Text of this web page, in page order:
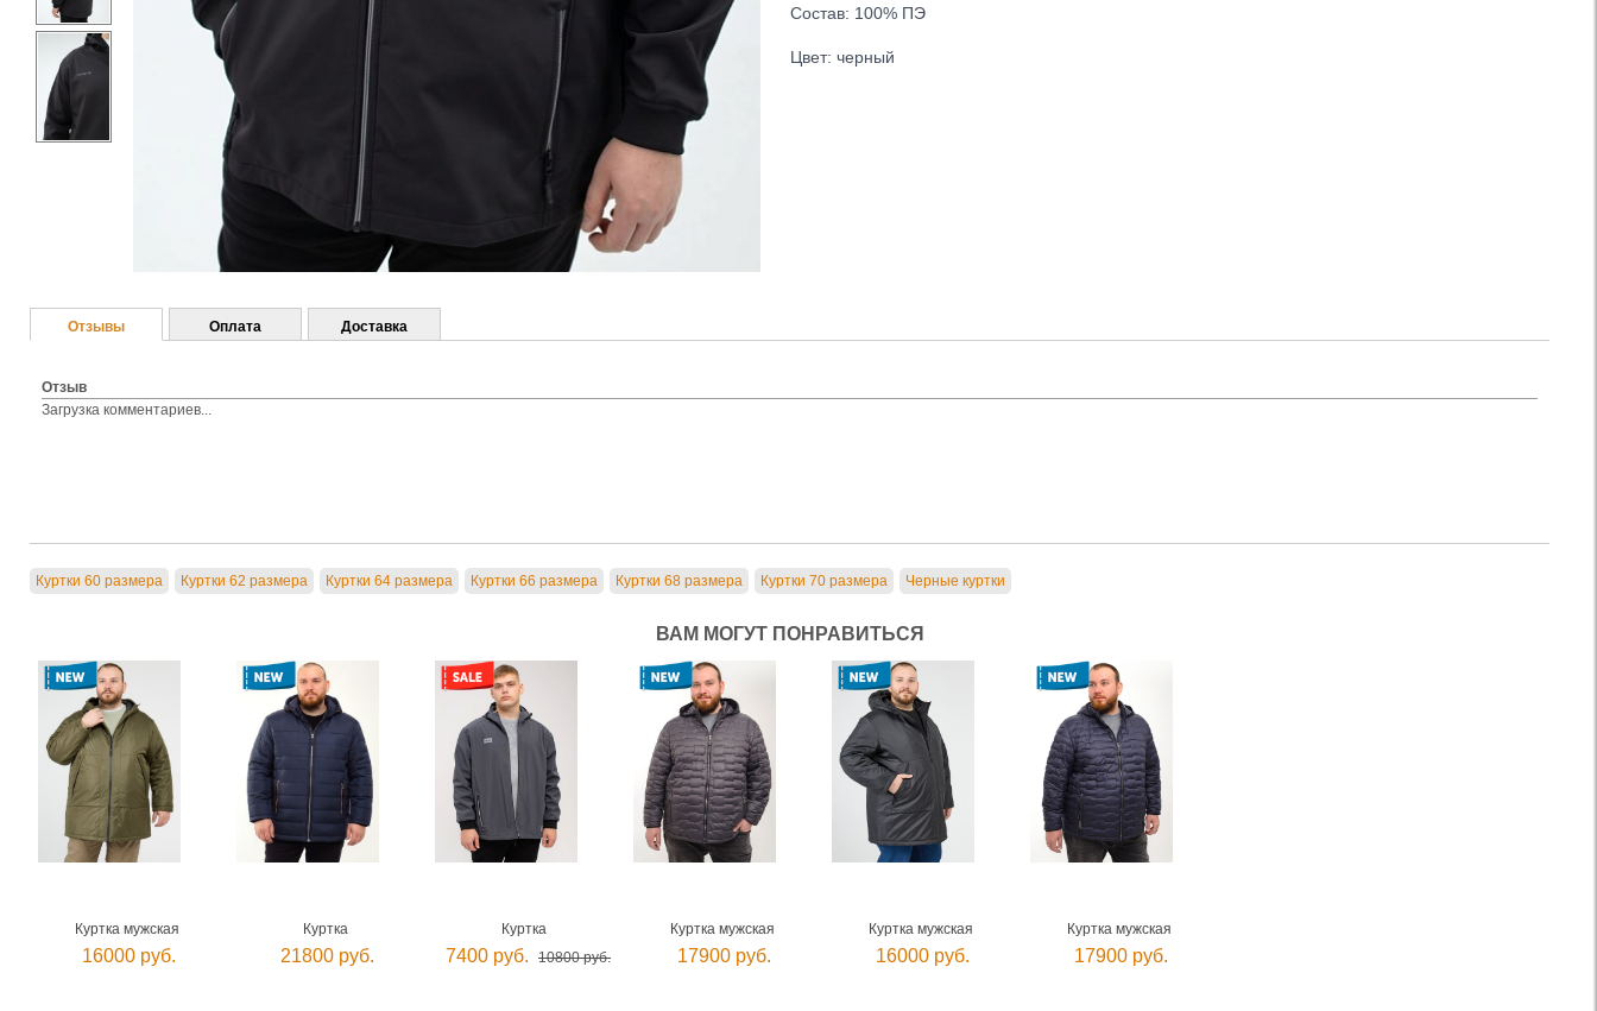
Состав: 100% ПЭ
Цвет: черный
Отзывы
Отзыв
Загрузка комментариев...
Оплата Доставка
Куртки 60 размера Куртки 62 размера Куртки 64 размера Куртки 66 размера Куртки 68 размера Куртки 70 размера Черные куртки
ВАМ МОГУТ ПОНРАВИТЬСЯ
Куртка мужская
16000 руб.
Куртка
21800 руб.
Куртка
7400 руб. 10800 руб.
Куртка мужская
17900 руб.
Куртка мужская
16000 руб.
Куртка мужская
17900 руб.